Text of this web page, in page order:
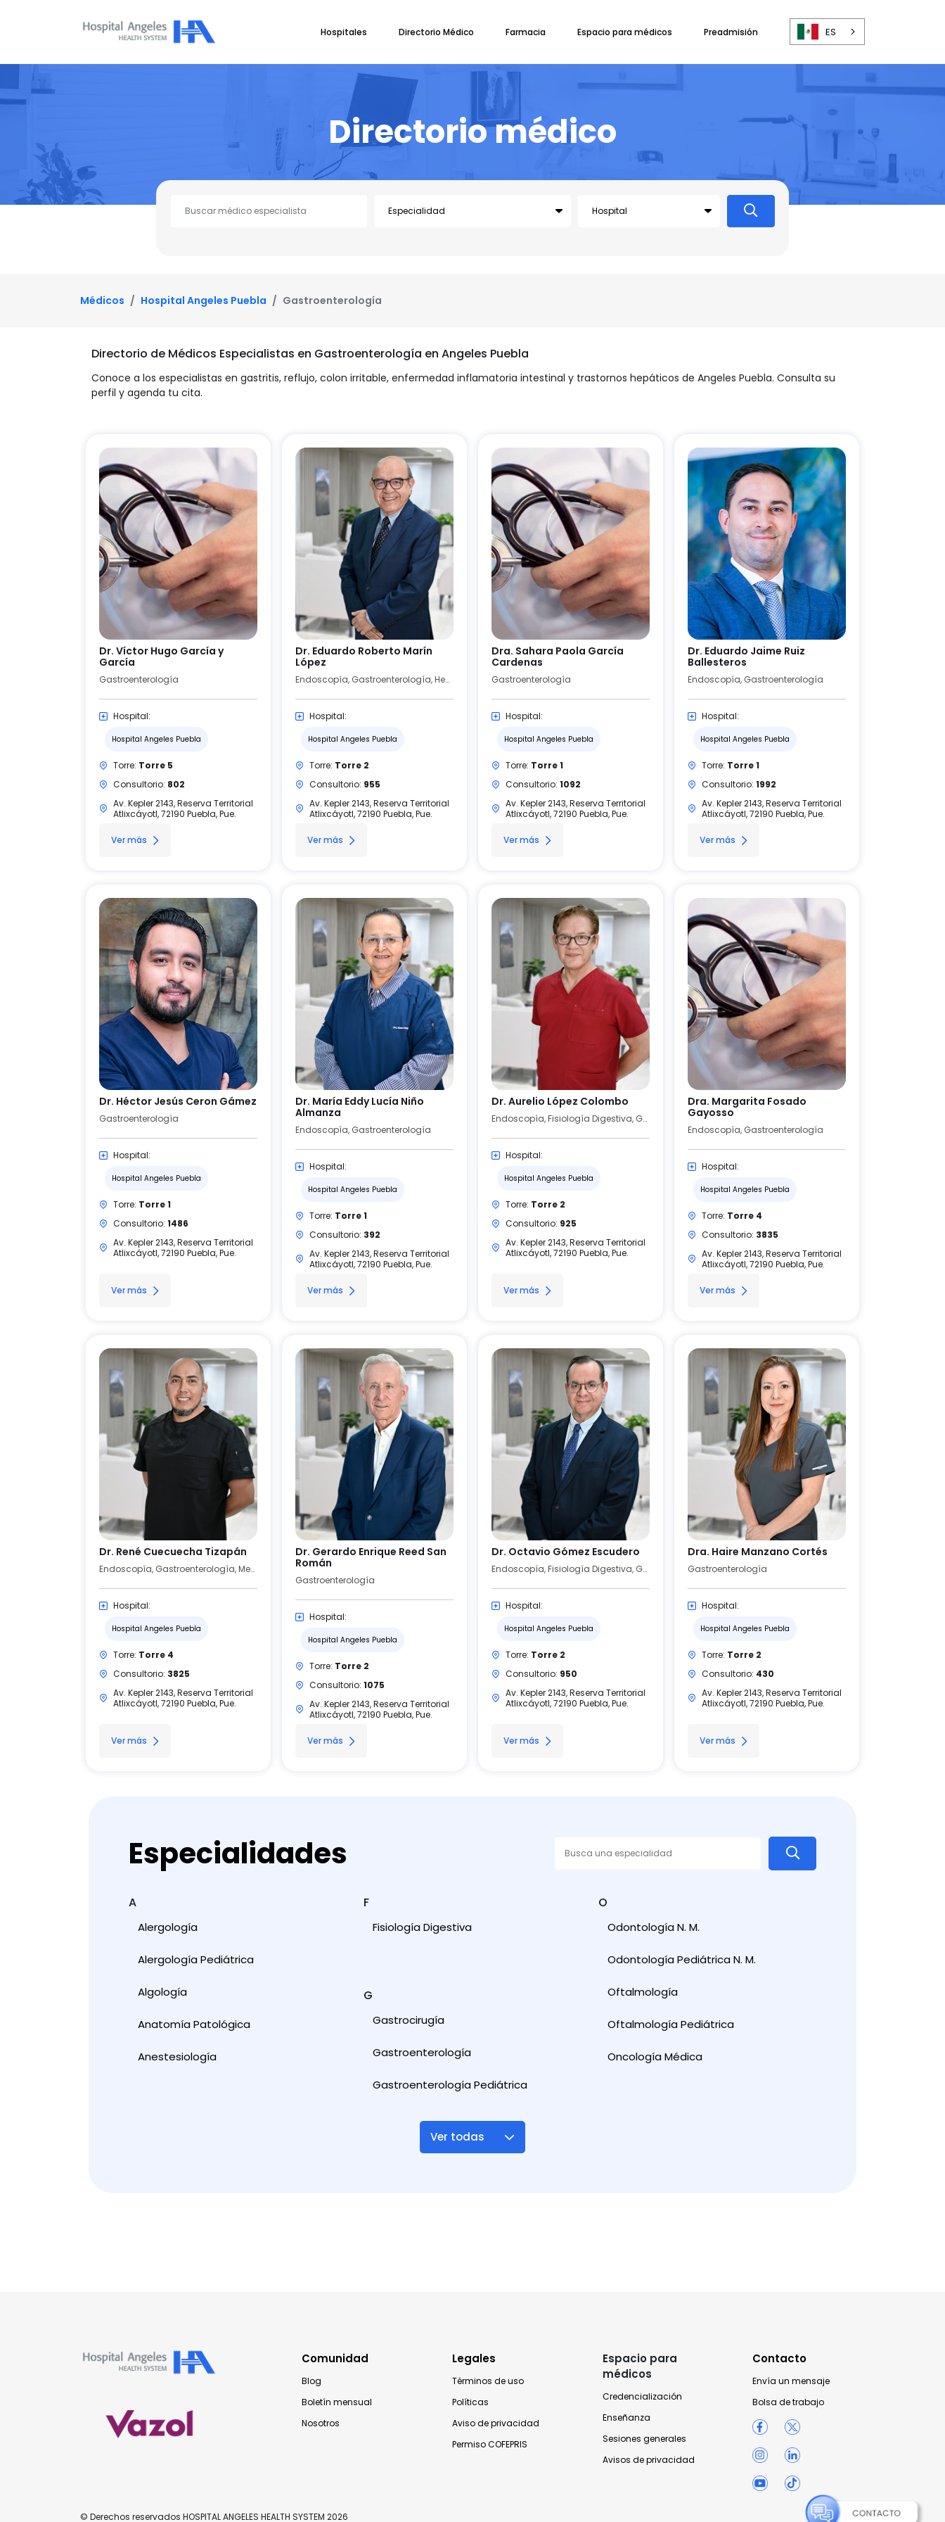
Hospitales Directorio Médico Farmacia Espacio para médicos Preadmisión ES
Directorio médico
Médicos Hospital Angeles Puebla Gastroenterología
Directorio de Médicos Especialistas en Gastroenterología en Angeles Puebla
Conoce a los especialistas en gastritis, reflujo, colon irritable, enfermedad inflamatoria intestinal y trastornos hepáticos de Angeles Puebla. Consulta su
perfil y agenda tu cita.
Dr. Víctor Hugo García y
García
Gastroenterología
Hospital:
Hospital Angeles Puebla
Torre: Torre 5
Consultorio: 802
Av. Kepler 2143, Reserva Territorial
Atlixcáyotl, 72190 Puebla, Pue.
Ver más
Dr. Eduardo Roberto Marín
López
Endoscopía, Gastroenterología, Hepatología, Medicina Interna
Hospital:
Hospital Angeles Puebla
Torre: Torre 2
Consultorio: 955
Av. Kepler 2143, Reserva Territorial
Atlixcáyotl, 72190 Puebla, Pue.
Ver más
Dra. Sahara Paola García
Cardenas
Gastroenterología
Hospital:
Hospital Angeles Puebla
Torre: Torre 1
Consultorio: 1092
Av. Kepler 2143, Reserva Territorial
Atlixcáyotl, 72190 Puebla, Pue.
Ver más
Dr. Eduardo Jaime Ruiz
Ballesteros
Endoscopía, Gastroenterología
Hospital:
Hospital Angeles Puebla
Torre: Torre 1
Consultorio: 1992
Av. Kepler 2143, Reserva Territorial
Atlixcáyotl, 72190 Puebla, Pue.
Ver más
Dr. Héctor Jesús Ceron Gámez
Gastroenterología
Hospital:
Hospital Angeles Puebla
Torre: Torre 1
Consultorio: 1486
Av. Kepler 2143, Reserva Territorial
Atlixcáyotl, 72190 Puebla, Pue.
Ver más
Dr. María Eddy Lucía Niño
Almanza
Endoscopía, Gastroenterología
Hospital:
Hospital Angeles Puebla
Torre: Torre 1
Consultorio: 392
Av. Kepler 2143, Reserva Territorial
Atlixcáyotl, 72190 Puebla, Pue.
Ver más
Dr. Aurelio López Colombo
Endoscopía, Fisiología Digestiva, Gastroenterología
Hospital:
Hospital Angeles Puebla
Torre: Torre 2
Consultorio: 925
Av. Kepler 2143, Reserva Territorial
Atlixcáyotl, 72190 Puebla, Pue.
Ver más
Dra. Margarita Fosado
Gayosso
Endoscopía, Gastroenterología
Hospital:
Hospital Angeles Puebla
Torre: Torre 4
Consultorio: 3835
Av. Kepler 2143, Reserva Territorial
Atlixcáyotl, 72190 Puebla, Pue.
Ver más
Dr. René Cuecuecha Tizapán
Endoscopía, Gastroenterología, Medicina Interna
Hospital:
Hospital Angeles Puebla
Torre: Torre 4
Consultorio: 3825
Av. Kepler 2143, Reserva Territorial
Atlixcáyotl, 72190 Puebla, Pue.
Ver más
Dr. Gerardo Enrique Reed San
Román
Gastroenterología
Hospital:
Hospital Angeles Puebla
Torre: Torre 2
Consultorio: 1075
Av. Kepler 2143, Reserva Territorial
Atlixcáyotl, 72190 Puebla, Pue.
Ver más
Dr. Octavio Gómez Escudero
Endoscopía, Fisiología Digestiva, Gastroenterología
Hospital:
Hospital Angeles Puebla
Torre: Torre 2
Consultorio: 950
Av. Kepler 2143, Reserva Territorial
Atlixcáyotl, 72190 Puebla, Pue.
Ver más
Dra. Haire Manzano Cortés
Gastroenterología
Hospital:
Hospital Angeles Puebla
Torre: Torre 2
Consultorio: 430
Av. Kepler 2143, Reserva Territorial
Atlixcáyotl, 72190 Puebla, Pue.
Ver más
Especialidades
A
Alergología
Alergología Pediátrica
Algología
Anatomía Patológica
Anestesiología
F
Fisiología Digestiva
G
Gastrocirugía
Gastroenterología
Gastroenterología Pediátrica
O
Odontología N. M.
Odontología Pediátrica N. M.
Oftalmología
Oftalmología Pediátrica
Oncología Médica
Ver todas
Comunidad
Blog
Boletín mensual
Nosotros
Legales
Términos de uso
Políticas
Aviso de privacidad
Permiso COFEPRIS
Espacio para
médicos
Credencialización
Enseñanza
Sesiones generales
Avisos de privacidad
Contacto
Envía un mensaje
Bolsa de trabajo
© Derechos reservados HOSPITAL ANGELES HEALTH SYSTEM 2026